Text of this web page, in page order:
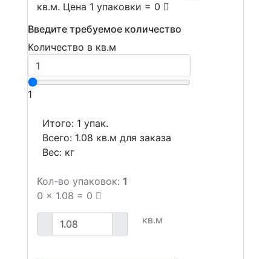
кв.м. Цена 1 упаковки = 0
Введите требуемое количество
Количество в кв.м
1
Итого: 1 упак.
Всего: 1.08 кв.м для заказа
Вес: кг
Кол-во упаковок: 1
0 x 1.08 = 0
кв.м